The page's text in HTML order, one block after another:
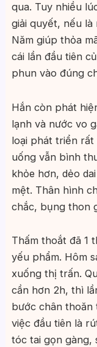
qua. Tuy nhiều
giải quyết, nếu
Năm giúp thỏa
cái lần đầu tiên
phun vào đúng
Hắn còn phát
lạnh và nước vo
loại phát triển
uống vẫn bình
khỏe hơn, dẻo
mệt. Thân hình
chắc, bụng thon
Thấm thoắt đã 1
yếu phẩm. Hôm
xuống thị trấn.
cần hơn 2h, thì
bước chân
việc đầu tiên là
tóc tai gọn gàng,